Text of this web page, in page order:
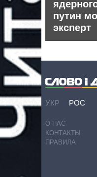
путин
эксперт
УКР РОС
О НАС
КОНТАКТЫ
ПРАВИЛА